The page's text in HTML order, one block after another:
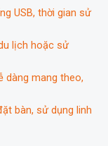
USB, thời gian sử
lịch hoặc sử
dàng mang theo,
bàn, sử dụng linh